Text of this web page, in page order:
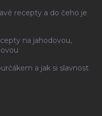
recepty a do čeho je
na jahodovou,
a jak si slavnost